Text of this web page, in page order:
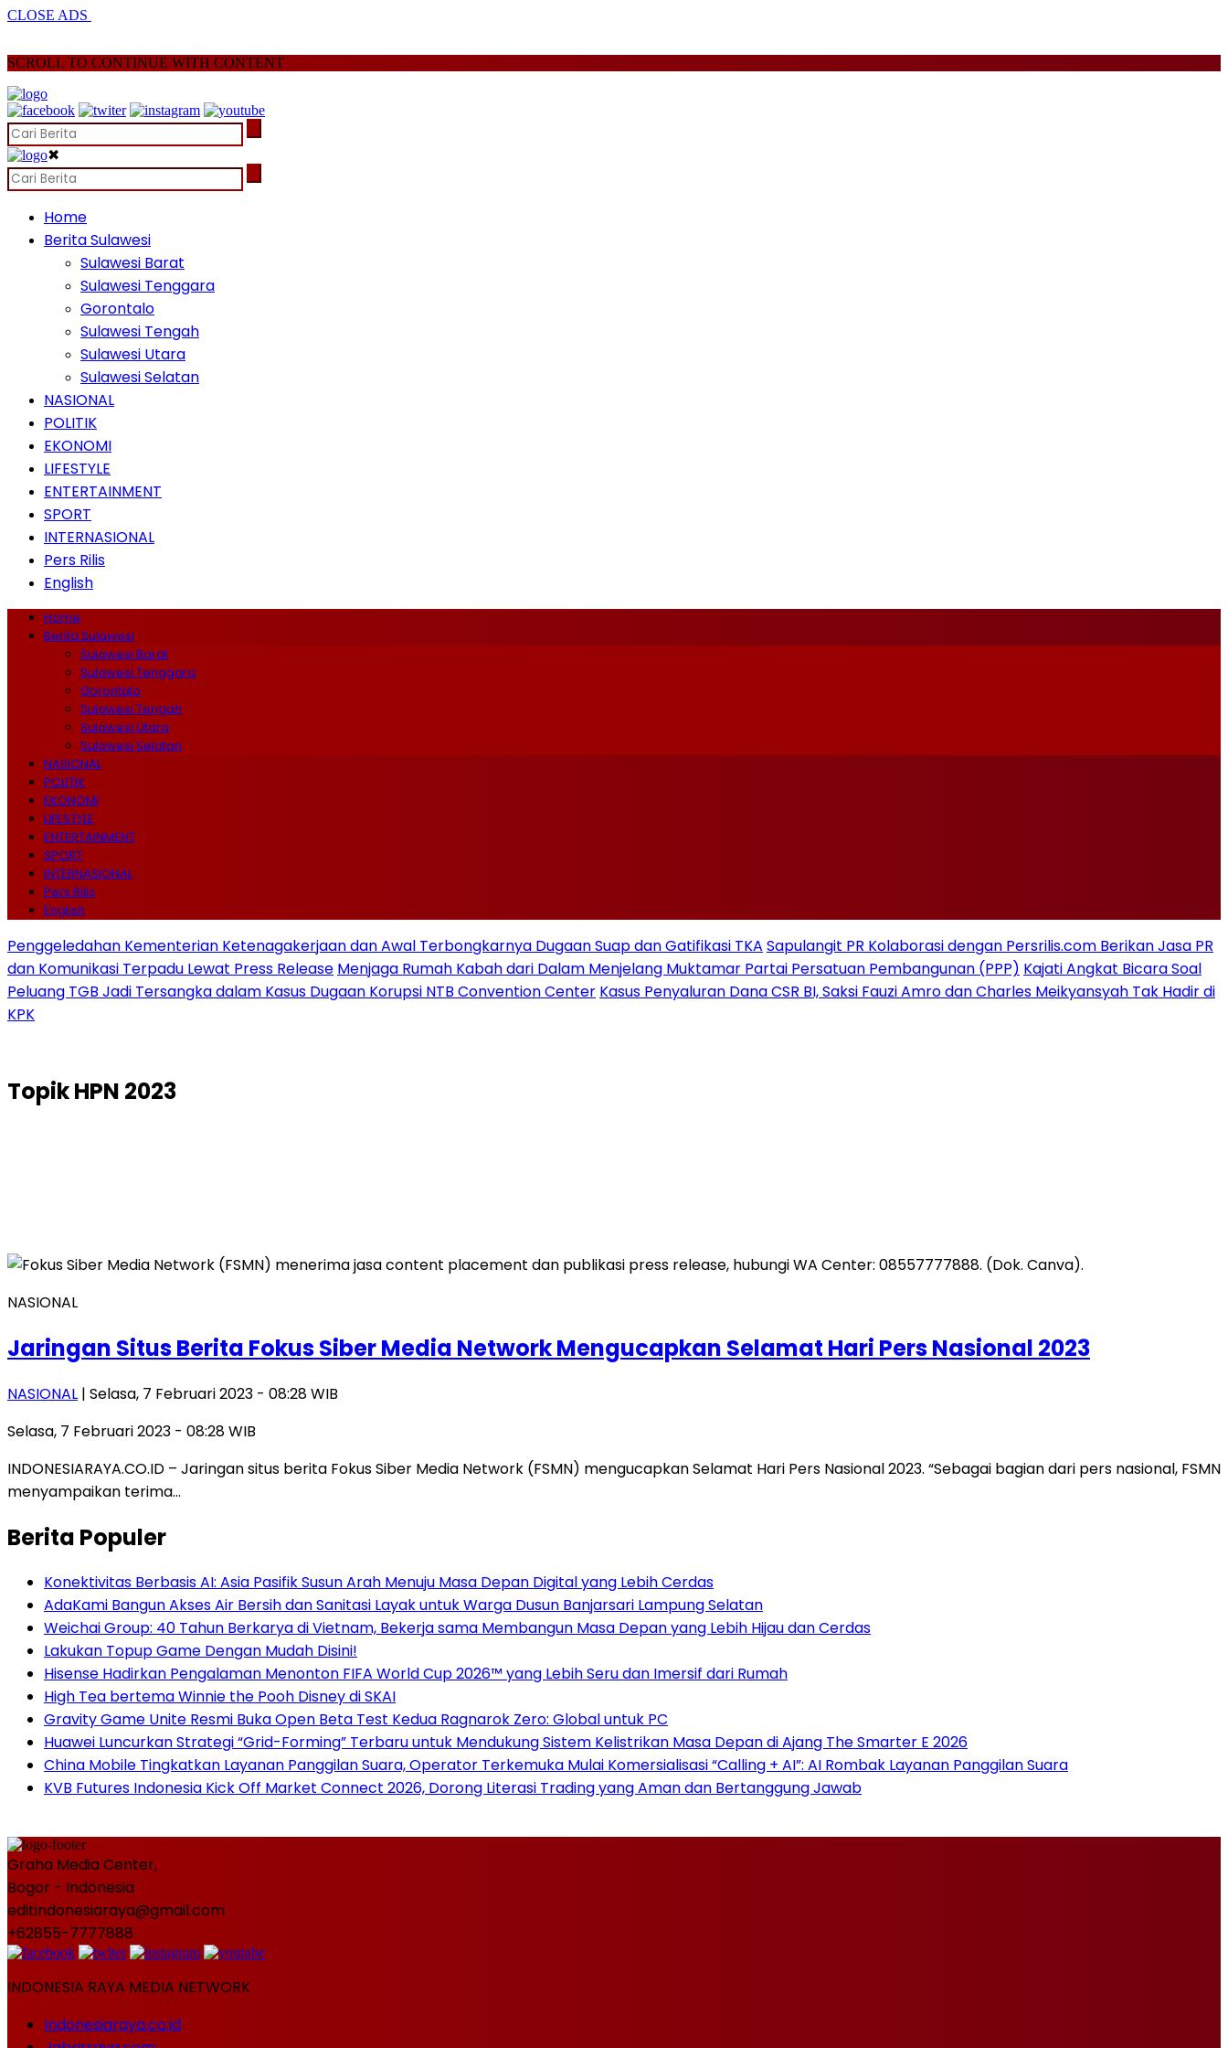
CLOSE ADS
SCROLL TO CONTINUE WITH CONTENT
✖
Home
Berita Sulawesi
Sulawesi Barat
Sulawesi Tenggara
Gorontalo
Sulawesi Tengah
Sulawesi Utara
Sulawesi Selatan
NASIONAL
POLITIK
EKONOMI
LIFESTYLE
ENTERTAINMENT
SPORT
INTERNASIONAL
Pers Rilis
English
Home
Berita Sulawesi
Sulawesi Barat
Sulawesi Tenggara
Gorontalo
Sulawesi Tengah
Sulawesi Utara
Sulawesi Selatan
NASIONAL
POLITIK
EKONOMI
LIFESTYLE
ENTERTAINMENT
SPORT
INTERNASIONAL
Pers Rilis
English
Penggeledahan Kementerian Ketenagakerjaan dan Awal Terbongkarnya Dugaan Suap dan Gatifikasi TKA Sapulangit PR Kolaborasi dengan Persrilis.com Berikan Jasa PR
dan Komunikasi Terpadu Lewat Press Release Menjaga Rumah Kabah dari Dalam Menjelang Muktamar Partai Persatuan Pembangunan (PPP) Kajati Angkat Bicara Soal
Peluang TGB Jadi Tersangka dalam Kasus Dugaan Korupsi NTB Convention Center Kasus Penyaluran Dana CSR BI, Saksi Fauzi Amro dan Charles Meikyansyah Tak Hadir di
KPK
TopikHPN 2023
NASIONAL
Jaringan Situs Berita Fokus Siber Media Network Mengucapkan Selamat Hari Pers Nasional 2023
NASIONAL | Selasa, 7 Februari 2023 - 08:28 WIB
Selasa, 7 Februari 2023 - 08:28 WIB
INDONESIARAYA.CO.ID – Jaringan situs berita Fokus Siber Media Network (FSMN) mengucapkan Selamat Hari Pers Nasional 2023. “Sebagai bagian dari pers nasional, FSMN
menyampaikan terima…
Berita Populer
Konektivitas Berbasis AI: Asia Pasifik Susun Arah Menuju Masa Depan Digital yang Lebih Cerdas
AdaKami Bangun Akses Air Bersih dan Sanitasi Layak untuk Warga Dusun Banjarsari Lampung Selatan
Weichai Group: 40 Tahun Berkarya di Vietnam, Bekerja sama Membangun Masa Depan yang Lebih Hijau dan Cerdas
Lakukan Topup Game Dengan Mudah Disini!
Hisense Hadirkan Pengalaman Menonton FIFA World Cup 2026™ yang Lebih Seru dan Imersif dari Rumah
High Tea bertema Winnie the Pooh Disney di SKAI
Gravity Game Unite Resmi Buka Open Beta Test Kedua Ragnarok Zero: Global untuk PC
Huawei Luncurkan Strategi “Grid-Forming” Terbaru untuk Mendukung Sistem Kelistrikan Masa Depan di Ajang The Smarter E 2026
China Mobile Tingkatkan Layanan Panggilan Suara, Operator Terkemuka Mulai Komersialisasi “Calling + AI”: AI Rombak Layanan Panggilan Suara
KVB Futures Indonesia Kick Off Market Connect 2026, Dorong Literasi Trading yang Aman dan Bertanggung Jawab
Graha Media Center,
Bogor - Indonesia
editindonesiaraya@gmail.com
+62855-7777888
INDONESIA RAYA MEDIA NETWORK
Indonesiaraya.co.id